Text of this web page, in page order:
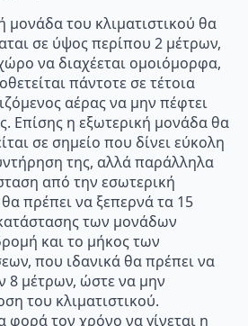
μονάδα του κλιματιστικού θα
σε ύψος περίπου 2 μέτρων,
να διαχέεται ομοιόμορφα,
πάντοτε σε τέτοια
αέρας να μην πέφτει
Επίσης η εξωτερική μονάδα θα
σε σημείο που δίνει εύκολη
της, αλλά παράλληλα
από την εσωτερική
πρέπει να ξεπερνά τα 15
των μονάδων
και το μήκος των
που ιδανικά θα πρέπει να
8 μέτρων, ώστε να μην
του κλιματιστικού.
φορά τον χρόνο να γίνεται η